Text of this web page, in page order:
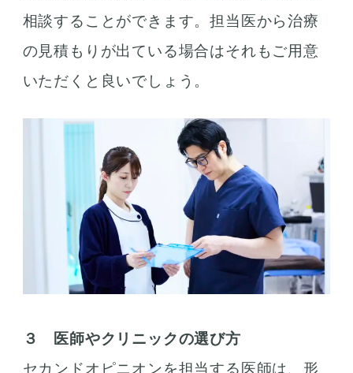
相談することができます。担当医から治療
の見積もりが出ている場合はそれもご用意
いただくと良いでしょう。
３ 医師やクリニックの選び方
セカンドオピニオンを担当する医師は、形